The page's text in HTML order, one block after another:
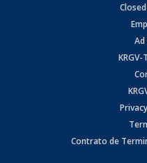
Ad
KRGV-
Contrato de